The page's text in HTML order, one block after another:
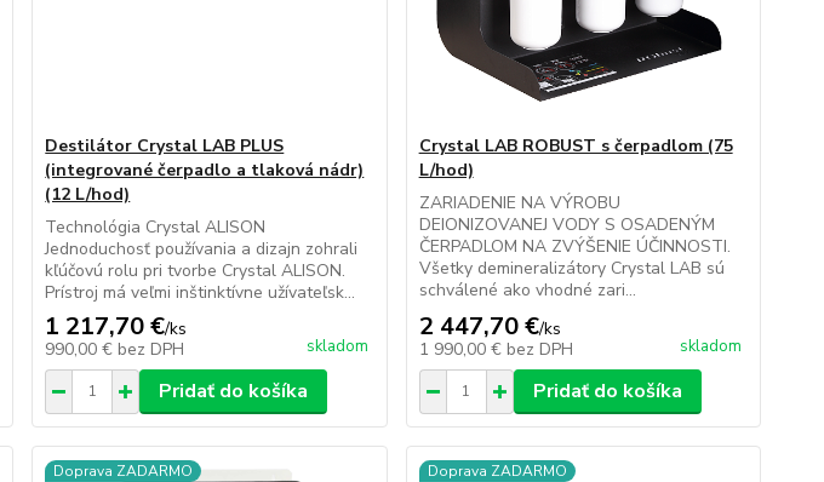
Destilátor Crystal LAB PLUS
(integrované čerpadlo a tlaková nádr)
(12 L/hod)
Technológia Crystal ALISON
Jednoduchosť používania a dizajn zohrali
kľúčovú rolu pri tvorbe Crystal ALISON.
Prístroj má veľmi inštinktívne užívateľsk...
1 217,70 €/ks
990,00 € bez DPH skladom
Pridať do košíka
Crystal LAB ROBUST s čerpadlom (75
L/hod)
ZARIADENIE NA VÝROBU
DEIONIZOVANEJ VODY S OSADENÝM
ČERPADLOM NA ZVÝŠENIE ÚČINNOSTI.
Všetky demineralizátory Crystal LAB sú
schválené ako vhodné zari...
2 447,70 €/ks
1 990,00 € bez DPH skladom
Pridať do košíka
Doprava ZADARMO Doprava ZADARMO